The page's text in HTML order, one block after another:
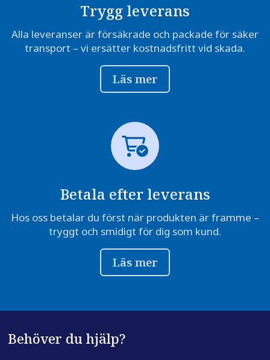
Trygg leverans
Alla leveranser är försäkrade och packade för säker
transport – vi ersätter kostnadsfritt vid skada.
Läs mer
Betala efter leverans
Hos oss betalar du först när produkten är framme –
tryggt och smidigt för dig som kund.
Läs mer
Behöver du hjälp?